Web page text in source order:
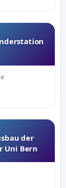
der
Uni Bern